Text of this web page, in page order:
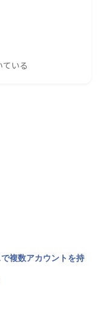
いる
複数アカウントを持